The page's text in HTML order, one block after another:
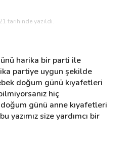
tarihinde yazıldı.
harika bir parti ile
partiye uygun şekilde
doğum günü kıyafetleri
hiç
günü anne kıyafetleri
yazımız size yardımcı bir